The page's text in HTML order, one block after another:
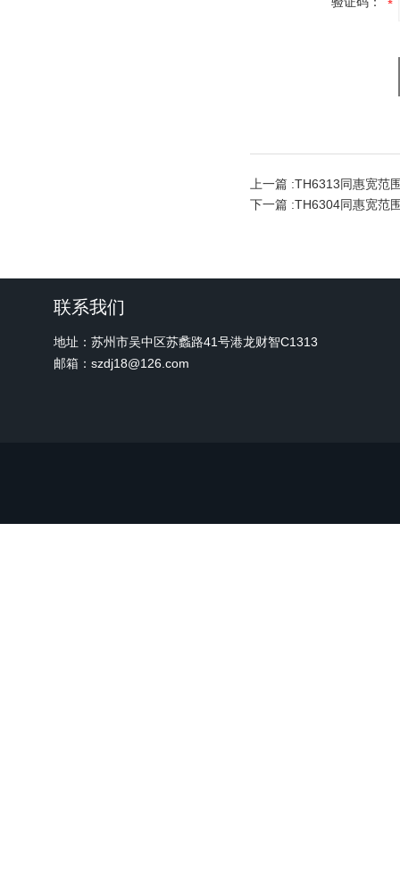
上一篇 :TH6313同惠宽范
下一篇 :TH6304同惠宽范
联系我们
地址：苏州市吴中区苏蠡路41号港龙财智C1313
邮箱：szdj18@126.com